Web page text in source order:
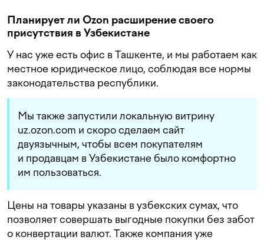
Планирует ли Ozon расширение своего
присутствия в Узбекистане
У нас уже есть офис в Ташкенте, и мы работаем как
местное юридическое лицо, соблюдая все нормы
законодательства республики.
Мы также запустили локальную витрину
uz.ozon.com и скоро сделаем сайт
двуязычным, чтобы всем покупателям
и продавцам в Узбекистане было комфортно
им пользоваться.
Цены на товары указаны в узбекских сумах, что
позволяет совершать выгодные покупки без забот
о конвертации валют. Также компания уже